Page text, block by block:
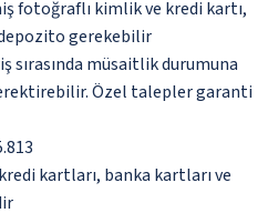
fotoğraflı kimlik ve kredi kartı,
gerekebilir
müsaitlik durumuna
Özel talepler garanti
kartları, banka kartları ve